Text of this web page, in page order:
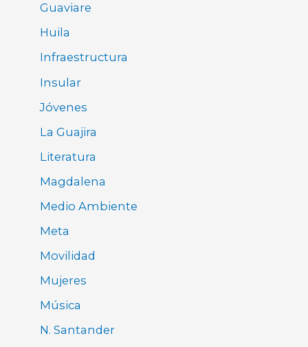
Guaviare
Huila
Infraestructura
Insular
Jóvenes
La Guajira
Literatura
Magdalena
Medio Ambiente
Meta
Movilidad
Mujeres
Música
N. Santander